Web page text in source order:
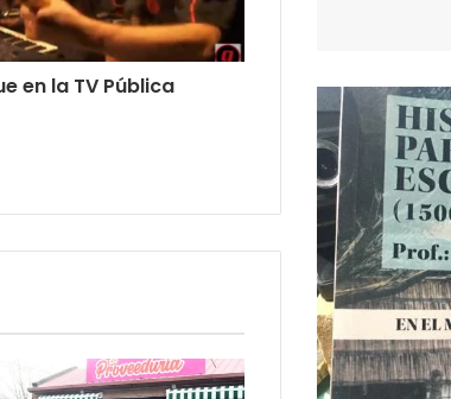
en la TV Pública